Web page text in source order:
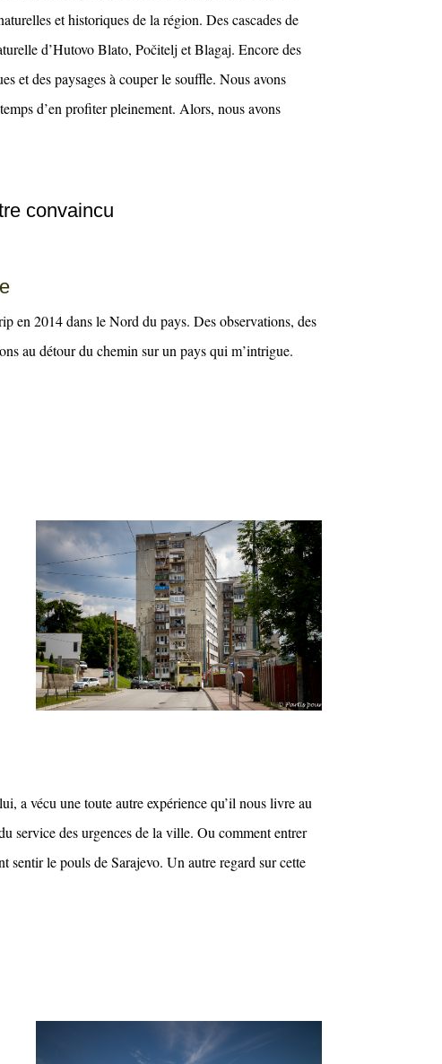
et historiques de la région. Des cascades de
d’Hutovo Blato, Počitelj et Blagaj. Encore des
et des paysages à couper le souffle. Nous avons
d’en profiter pleinement. Alors, nous avons
convaincu
en 2014 dans le Nord du pays. Des observations, des
au détour du chemin sur un pays qui m’intrigue.
a vécu une toute autre expérience qu’il nous livre au
service des urgences de la ville. Ou comment entrer
sentir le pouls de Sarajevo. Un autre regard sur cette